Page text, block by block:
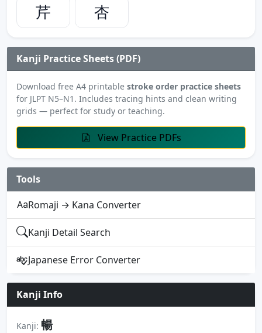
芹
杏
Kanji Practice Sheets (PDF)
Download free A4 printable stroke order practice sheets
for JLPT N5–N1. Includes tracing hints and clean writing
grids — perfect for study or teaching.
View Practice PDFs
Tools
Romaji → Kana Converter
Kanji Detail Search
Japanese Error Converter
Kanji Info
Kanji: 暢